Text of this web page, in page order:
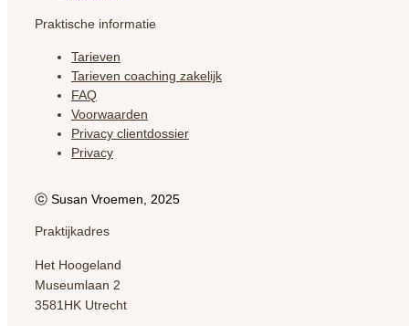
Praktische informatie
Tarieven
Tarieven coaching zakelijk
FAQ
Voorwaarden
Privacy clientdossier
Privacy
ⓒ Susan Vroemen, 2025
Praktijkadres
Het Hoogeland
Museumlaan 2
3581HK Utrecht